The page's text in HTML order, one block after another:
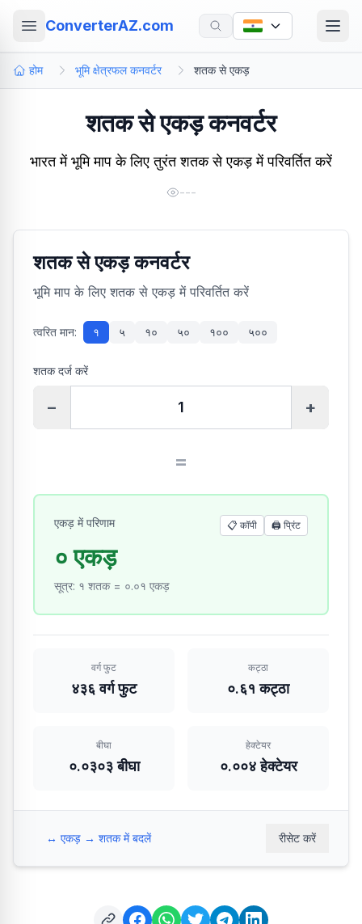
ConverterAZ.com
होम भूमि क्षेत्रफल कनवर्टर शतक से एकड़
शतक से एकड़ कनवर्टर
भारत में भूमि माप के लिए तुरंत शतक से एकड़ में परिवर्तित करें
---
शतक से एकड़ कनवर्टर
भूमि माप के लिए शतक से एकड़ में परिवर्तित करें
त्वरित मान: १ ५ १० ५० १०० ५००
शतक दर्ज करें
− +
=
एकड़ में परिणाम 📋 कॉपी 🖨️ प्रिंट
० एकड़
सूत्र: १ शतक = ०.०१ एकड़
वर्ग फुट
४३६ वर्ग फुट
कट्ठा
०.६१ कट्ठा
बीघा
०.०३०३ बीघा
हेक्टेयर
०.००४ हेक्टेयर
↔️ एकड़ → शतक में बदलें रीसेट करें